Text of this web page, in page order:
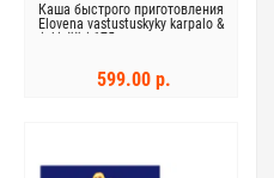
Каша быстрого приготовления
Elovena vastustuskyky karpalo &
inkivääri 175 г для укрепления
599.00 р.